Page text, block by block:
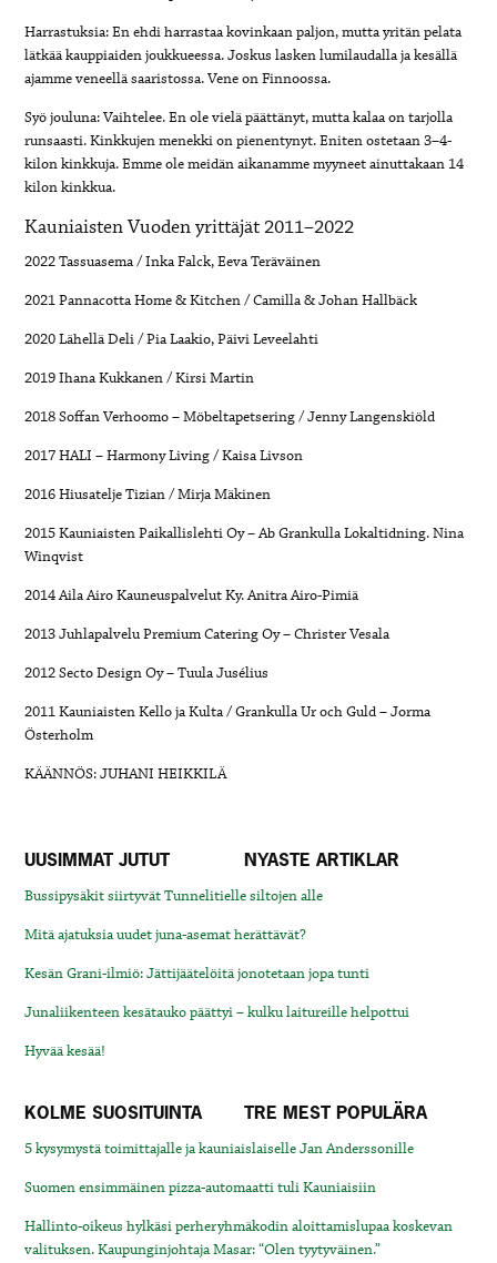
Harrastuksia: En ehdi harrastaa kovinkaan paljon, mutta yritän pelata
lätkää kauppiaiden joukkueessa. Joskus lasken lumilaudalla ja kesällä
ajamme veneellä saaristossa. Vene on Finnoossa.
Syö jouluna: Vaihtelee. En ole vielä päättänyt, mutta kalaa on tarjolla
runsaasti. Kinkkujen menekki on pienentynyt. Eniten ostetaan 3–4-
kilon kinkkuja. Emme ole meidän aikanamme myyneet ainuttakaan 14
kilon kinkkua.
Kauniaisten Vuoden yrittäjät 2011–2022
2022 Tassuasema / Inka Falck, Eeva Teräväinen
2021 Pannacotta Home & Kitchen / Camilla & Johan Hallbäck
2020 Lähellä Deli / Pia Laakio, Päivi Leveelahti
2019 Ihana Kukkanen / Kirsi Martin
2018 Soffan Verhoomo – Möbeltapetsering / Jenny Langenskiöld
2017 HALI – Harmony Living / Kaisa Livson
2016 Hiusatelje Tizian / Mirja Mäkinen
2015 Kauniaisten Paikallislehti Oy – Ab Grankulla Lokaltidning. Nina
Winqvist
2014 Aila Airo Kauneuspalvelut Ky. Anitra Airo-Pimiä
2013 Juhlapalvelu Premium Catering Oy – Christer Vesala
2012 Secto Design Oy – Tuula Jusélius
2011 Kauniaisten Kello ja Kulta / Grankulla Ur och Guld – Jorma
Österholm
KÄÄNNÖS: JUHANI HEIKKILÄ
UUSIMMAT JUTUT NYASTE ARTIKLAR
Bussipysäkit siirtyvät Tunnelitielle siltojen alle
Mitä ajatuksia uudet juna-asemat herättävät?
Kesän Grani-ilmiö: Jättijäätelöitä jonotetaan jopa tunti
Junaliikenteen kesätauko päättyi – kulku laitureille helpottui
Hyvää kesää!
KOLME SUOSITUINTA TRE MEST POPULÄRA
5 kysymystä toimittajalle ja kauniaislaiselle Jan Anderssonille
Suomen ensimmäinen pizza-automaatti tuli Kauniaisiin
Hallinto-oikeus hylkäsi perheryhmäkodin aloittamislupaa koskevan
valituksen. Kaupunginjohtaja Masar: “Olen tyytyväinen.”